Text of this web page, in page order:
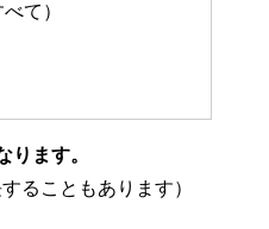
て）
ます。
ることもあります）